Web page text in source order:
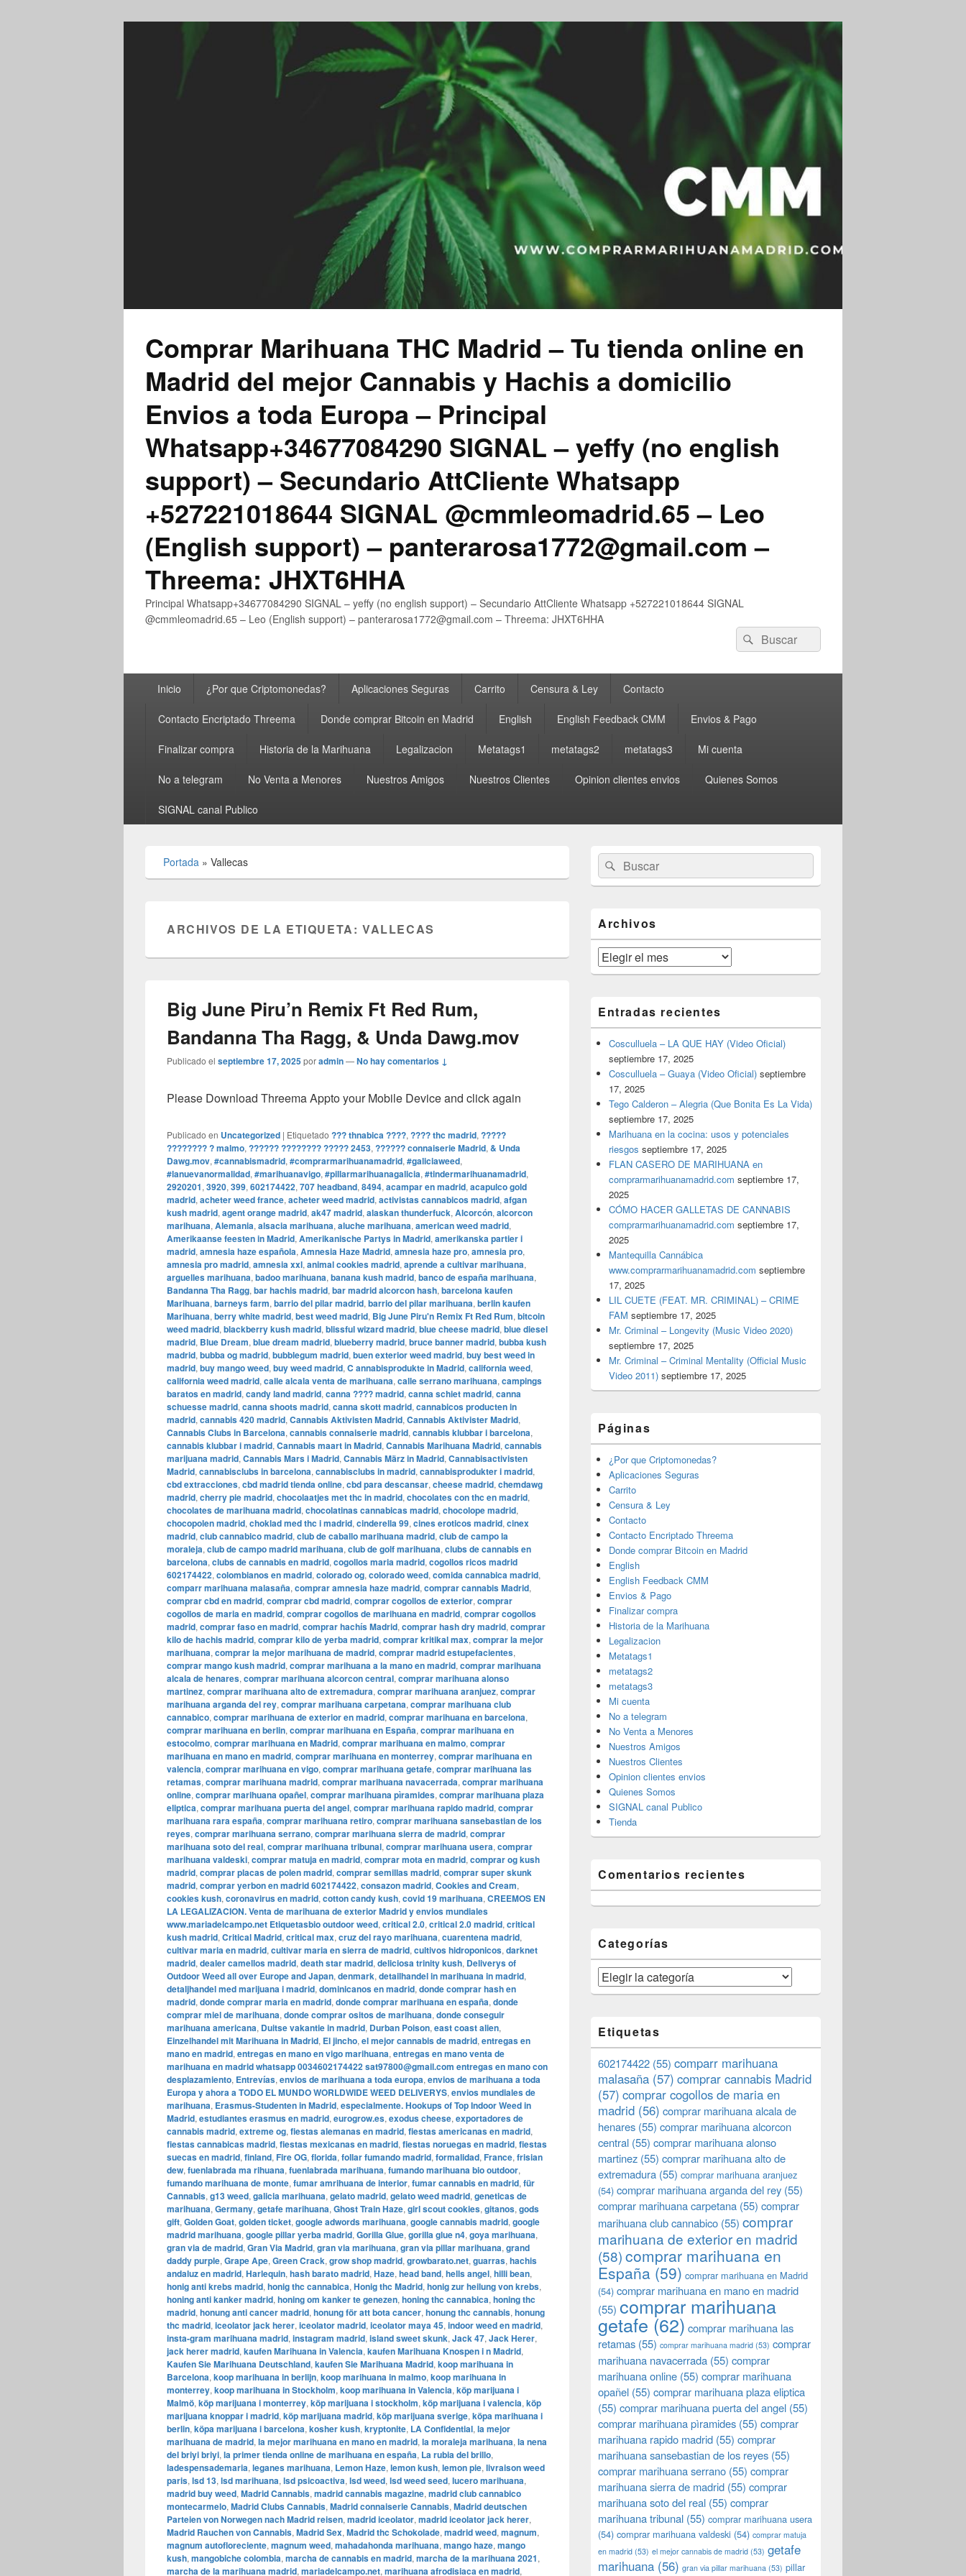
Comprar Marihuana THC Madrid – Tu tienda online en
Madrid del mejor Cannabis y Hachis a domicilio
Envios a toda Europa – Principal
Whatsapp+34677084290 SIGNAL – yeffy (no english
support) – Secundario AttCliente Whatsapp
+527221018644 SIGNAL @cmmleomadrid.65 – Leo
(English support) – panterarosa1772@gmail.com –
Threema: JHXT6HHA
Principal Whatsapp+34677084290 SIGNAL – yeffy (no english support) – Secundario AttCliente Whatsapp +527221018644 SIGNAL
@cmmleomadrid.65 – Leo (English support) – panterarosa1772@gmail.com – Threema: JHXT6HHA
Buscar
por:
Buscar
principalInicio ¿Por que Criptomonedas? Aplicaciones Seguras Carrito Censura & Ley Contacto
Contacto Encriptado Threema Donde comprar Bitcoin en Madrid English English Feedback CMM Envios & Pago
Finalizar compra Historia de la Marihuana Legalizacion Metatags1 metatags2 metatags3 Mi cuenta
No a telegram No Venta a Menores Nuestros Amigos Nuestros Clientes Opinion clientes envios Quienes Somos
SIGNAL canal Publico
Portada » Vallecas
ARCHIVOS DE LA ETIQUETA:VALLECAS
Big June Piru’n Remix Ft Red Rum,
Bandanna Tha Ragg, & Unda Dawg.mov
Publicado el septiembre 17, 2025poradmin—No hay comentarios ↓
Please Download Threema Appto your Mobile Device and click again
Publicado en Uncategorized | Etiquetado ??? thnabica ????, ???? thc madrid, ?????
???????? ? malmo, ?????? ???????? ????? 2453, ?????? connaiserie Madrid, & Unda
Dawg.mov, #cannabismadrid, #comprarmarihuanamadrid, #galiciaweed,
#lanuevanormalidad, #marihuanavigo, #pillarmarihuanagalicia, #tindermarihuanamadrid,
2920201, 3920, 399, 602174422, 707 headband, 8494, acampar en madrid, acapulco gold
madrid, acheter weed france, acheter weed madrid, activistas cannabicos madrid, afgan
kush madrid, agent orange madrid, ak47 madrid, alaskan thunderfuck, Alcorcón, alcorcon
marihuana, Alemania, alsacia marihuana, aluche marihuana, american weed madrid,
Amerikaanse feesten in Madrid, Amerikanische Partys in Madrid, amerikanska partier i
madrid, amnesia haze española, Amnesia Haze Madrid, amnesia haze pro, amnesia pro,
amnesia pro madrid, amnesia xxl, animal cookies madrid, aprende a cultivar marihuana,
arguelles marihuana, badoo marihuana, banana kush madrid, banco de españa marihuana,
Bandanna Tha Ragg, bar hachis madrid, bar madrid alcorcon hash, barcelona kaufen
Marihuana, barneys farm, barrio del pilar madrid, barrio del pilar marihuana, berlin kaufen
Marihuana, berry white madrid, best weed madrid, Big June Piru'n Remix Ft Red Rum, bitcoin
weed madrid, blackberry kush madrid, blissful wizard madrid, blue cheese madrid, blue diesel
madrid, Blue Dream, blue dream madrid, blueberry madrid, bruce banner madrid, bubba kush
madrid, bubba og madrid, bubblegum madrid, buen exterior weed madrid, buy best weed in
madrid, buy mango weed, buy weed madrid, C annabisprodukte in Madrid, california weed,
california weed madrid, calle alcala venta de marihuana, calle serrano marihuana, campings
baratos en madrid, candy land madrid, canna ???? madrid, canna schiet madrid, canna
schuesse madrid, canna shoots madrid, canna skott madrid, cannabicos producten in
madrid, cannabis 420 madrid, Cannabis Aktivisten Madrid, Cannabis Aktivister Madrid,
Cannabis Clubs in Barcelona, cannabis connaiserie madrid, cannabis klubbar i barcelona,
cannabis klubbar i madrid, Cannabis maart in Madrid, Cannabis Marihuana Madrid, cannabis
marijuana madrid, Cannabis Mars i Madrid, Cannabis März in Madrid, Cannabisactivisten
Madrid, cannabisclubs in barcelona, cannabisclubs in madrid, cannabisprodukter i madrid,
cbd extracciones, cbd madrid tienda online, cbd para descansar, cheese madrid, chemdawg
madrid, cherry pie madrid, chocolaatjes met thc in madrid, chocolates con thc en madrid,
chocolates de marihuana madrid, chocolatinas cannabicas madrid, chocolope madrid,
chocopolen madrid, choklad med thc i madrid, cinderella 99, cines eroticos madrid, cinex
madrid, club cannabico madrid, club de caballo marihuana madrid, club de campo la
moraleja, club de campo madrid marihuana, club de golf marihuana, clubs de cannabis en
barcelona, clubs de cannabis en madrid, cogollos maria madrid, cogollos ricos madrid
602174422, colombianos en madrid, colorado og, colorado weed, comida cannabica madrid,
comparr marihuana malasaña, comprar amnesia haze madrid, comprar cannabis Madrid,
comprar cbd en madrid, comprar cbd madrid, comprar cogollos de exterior, comprar
cogollos de maria en madrid, comprar cogollos de marihuana en madrid, comprar cogollos
madrid, comprar faso en madrid, comprar hachís Madrid, comprar hash dry madrid, comprar
kilo de hachis madrid, comprar kilo de yerba madrid, comprar kritikal max, comprar la mejor
marihuana, comprar la mejor marihuana de madrid, comprar madrid estupefacientes,
comprar mango kush madrid, comprar marihuana a la mano en madrid, comprar marihuana
alcala de henares, comprar marihuana alcorcon central, comprar marihuana alonso
martinez, comprar marihuana alto de extremadura, comprar marihuana aranjuez, comprar
marihuana arganda del rey, comprar marihuana carpetana, comprar marihuana club
cannabico, comprar marihuana de exterior en madrid, comprar marihuana en barcelona,
comprar marihuana en berlin, comprar marihuana en España, comprar marihuana en
estocolmo, comprar marihuana en Madrid, comprar marihuana en malmo, comprar
marihuana en mano en madrid, comprar marihuana en monterrey, comprar marihuana en
valencia, comprar marihuana en vigo, comprar marihuana getafe, comprar marihuana las
retamas, comprar marihuana madrid, comprar marihuana navacerrada, comprar marihuana
online, comprar marihuana opañel, comprar marihuana pìramides, comprar marihuana plaza
eliptica, comprar marihuana puerta del angel, comprar marihuana rapido madrid, comprar
marihuana rara españa, comprar marihuana retiro, comprar marihuana sansebastian de los
reyes, comprar marihuana serrano, comprar marihuana sierra de madrid, comprar
marihuana soto del real, comprar marihuana tribunal, comprar marihuana usera, comprar
marihuana valdeski, comprar matuja en madrid, comprar mota en madrid, comprar og kush
madrid, comprar placas de polen madrid, comprar semillas madrid, comprar super skunk
madrid, comprar yerbon en madrid 602174422, consazon madrid, Cookies and Cream,
cookies kush, coronavirus en madrid, cotton candy kush, covid 19 marihuana, CREEMOS EN
LA LEGALIZACION. Venta de marihuana de exterior Madrid y envios mundiales
www.mariadelcampo.net Etiquetasbio outdoor weed, critical 2.0, critical 2.0 madrid, critical
kush madrid, Critical Madrid, critical max, cruz del rayo marihuana, cuarentena madrid,
cultivar maria en madrid, cultivar maria en sierra de madrid, cultivos hidroponicos, darknet
madrid, dealer camellos madrid, death star madrid, deliciosa trinity kush, Deliverys of
Outdoor Weed all over Europe and Japan, denmark, detailhandel in marihuana in madrid,
detaljhandel med marijuana i madrid, dominicanos en madrid, donde comprar hash en
madrid, donde comprar maria en madrid, donde comprar marihuana en españa, donde
comprar miel de marihuana, donde comprar ositos de marihuana, donde conseguir
marihuana americana, Duitse vakantie in madrid, Durban Poison, east coast alien,
Einzelhandel mit Marihuana in Madrid, El jincho, el mejor cannabis de madrid, entregas en
mano en madrid, entregas en mano en vigo marihuana, entregas en mano venta de
marihuana en madrid whatsapp 0034602174422 sat97800@gmail.com entregas en mano con
desplazamiento, Entrevías, envios de marihuana a toda europa, envios de marihuana a toda
Europa y ahora a TODO EL MUNDO WORLDWIDE WEED DELIVERYS, envios mundiales de
marihuana, Erasmus-Studenten in Madrid, especialmente. Hookups of Top Indoor Weed in
Madrid, estudiantes erasmus en madrid, eurogrow.es, exodus cheese, exportadores de
cannabis madrid, extreme og, fiestas alemanas en madrid, fiestas americanas en madrid,
fiestas cannabicas madrid, fiestas mexicanas en madrid, fiestas noruegas en madrid, fiestas
suecas en madrid, finland, Fire OG, florida, follar fumando madrid, formalidad, France, frisian
dew, fuenlabrada ma rihuana, fuenlabrada marihuana, fumando marihuana bio outdoor,
fumando marihuana de monte, fumar amrihuana de interior, fumar cannabis en madrid, für
Cannabis, g13 weed, galicia marihuana, gelato madrid, gelato weed madrid, geneticas de
marihuana, Germany, getafe marihuana, Ghost Train Haze, girl scout cookies, gitanos, gods
gift, Golden Goat, golden ticket, google adwords marihuana, google cannabis madrid, google
madrid marihuana, google pillar yerba madrid, Gorilla Glue, gorilla glue n4, goya marihuana,
gran via de madrid, ​​Gran Via Madrid, gran via marihuana, gran via pillar marihuana, grand
daddy purple, Grape Ape, Green Crack, grow shop madrid, growbarato.net, guarras, hachis
andaluz en madrid, Harlequin, hash barato madrid, Haze, head band, hells angel, hilli bean,
honig anti krebs madrid, honig thc cannabica, Honig thc Madrid, honig zur heilung von krebs,
honing anti kanker madrid, honing om kanker te genezen, honing thc cannabica, honing thc
madrid, honung anti cancer madrid, honung för att bota cancer, honung thc cannabis, honung
thc madrid, iceolator jack herer, iceolator madrid, iceolator maya 45, indoor weed en madrid,
insta-gram marihuana madrid, instagram madrid, island sweet skunk, Jack 47, Jack Herer,
jack herer madrid, kaufen Marihuana in Valencia, kaufen Marihuana Knospen i n Madrid,
Kaufen Sie Marihuana Deutschland, kaufen Sie Marihuana Madrid, koop marihuana in
Barcelona, koop marihuana in berlijn, koop marihuana in malmo, koop marihuana in
monterrey, koop marihuana in Stockholm, ​​koop marihuana in Valencia, köp marijuana i
Malmö, köp marijuana i monterrey, köp marijuana i stockholm, ​​köp marijuana i valencia, köp
marijuana knoppar i madrid, köp marijuana madrid, köp marijuana sverige, köpa marihuana i
berlin, köpa marijuana i barcelona, kosher kush, kryptonite, LA Confidential, la mejor
marihuana de madrid, la mejor marihuana en mano en madrid, la moraleja marihuana, la nena
del briyi briyi, la primer tienda online de marihuana en españa, La rubia del brillo,
ladespensademaria, leganes marihuana, Lemon Haze, lemon kush, lemon pie, livraison weed
paris, lsd 13, lsd marihuana, lsd psicoactiva, lsd weed, lsd weed seed, lucero marihuana,
madrid buy weed, Madrid Cannabis, madrid cannabis magazine, madrid club cannabico
montecarmelo, Madrid Clubs Cannabis, Madrid connaiserie Cannabis, Madrid deutschen
Parteien von Norwegen nach Madrid reisen, madrid iceolator, madrid iceolator jack herer,
Madrid Rauchen von Cannabis, Madrid Sex, Madrid thc Schokolade, madrid weed, magnum,
magnum autofloreciente, magnum weed, mahadahonda marihuana, mango haze, mango
kush, mangobiche colombia, marcha de cannabis en madrid, marcha de la marihuana 2021,
marcha de la marihuana madrid, mariadelcampo.net, marihuana afrodisiaca en madrid,
área
de
widget
lateral
primaria
Buscar
por:
Buscar
Archivos
Archivos
Entradas recientes
Cosculluela – LA QUE HAY (Video Oficial)
septiembre 17, 2025
Cosculluela – Guaya (Video Oficial) septiembre
17, 2025
Tego Calderon – Alegria (Que Bonita Es La Vida)
septiembre 17, 2025
Marihuana en la cocina: usos y potenciales
riesgos septiembre 17, 2025
FLAN CASERO DE MARIHUANA en
comprarmarihuanamadrid.com septiembre 17,
2025
CÓMO HACER GALLETAS DE CANNABIS
comprarmarihuanamadrid.com septiembre 17,
2025
Mantequilla Cannábica
www.comprarmarihuanamadrid.com septiembre
17, 2025
LIL CUETE (FEAT. MR. CRIMINAL) – CRIME
FAM septiembre 17, 2025
Mr. Criminal – Longevity (Music Video 2020)
septiembre 17, 2025
Mr. Criminal – Criminal Mentality (Official Music
Video 2011) septiembre 17, 2025
Páginas
¿Por que Criptomonedas?
Aplicaciones Seguras
Carrito
Censura & Ley
Contacto
Contacto Encriptado Threema
Donde comprar Bitcoin en Madrid
English
English Feedback CMM
Envios & Pago
Finalizar compra
Historia de la Marihuana
Legalizacion
Metatags1
metatags2
metatags3
Mi cuenta
No a telegram
No Venta a Menores
Nuestros Amigos
Nuestros Clientes
Opinion clientes envios
Quienes Somos
SIGNAL canal Publico
Tienda
Comentarios recientes
Categorías
Categorías
Etiquetas
602174422 (55) comparr marihuana
malasaña (57) comprar cannabis Madrid
(57) comprar cogollos de maria en
madrid (56) comprar marihuana alcala de
henares (55) comprar marihuana alcorcon
central (55) comprar marihuana alonso
martinez (55) comprar marihuana alto de
extremadura (55) comprar marihuana aranjuez
(54) comprar marihuana arganda del rey (55)
comprar marihuana carpetana (55) comprar
marihuana club cannabico (55) comprar
marihuana de exterior en madrid
(58)comprar marihuana en
España (59) comprar marihuana en Madrid
(54) comprar marihuana en mano en madrid
(55) comprar marihuana
getafe (62) comprar marihuana las
retamas (55) comprar marihuana madrid (53) comprar
marihuana navacerrada (55) comprar
marihuana online (55) comprar marihuana
opañel (55) comprar marihuana plaza eliptica
(55) comprar marihuana puerta del angel (55)
comprar marihuana pìramides (55) comprar
marihuana rapido madrid (55) comprar
marihuana sansebastian de los reyes (55)
comprar marihuana serrano (55) comprar
marihuana sierra de madrid (55) comprar
marihuana soto del real (55) comprar
marihuana tribunal (55) comprar marihuana usera
(54) comprar marihuana valdeski (54) comprar matuja
en madrid (53) el mejor cannabis de madrid (53) getafe
marihuana (56) gran via pillar marihuana (53) pillar